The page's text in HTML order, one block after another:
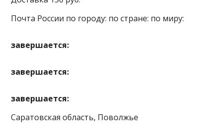
Почта России по городу: по стране: по миру:
завершается:
завершается:
завершается:
Саратовская область, Поволжье